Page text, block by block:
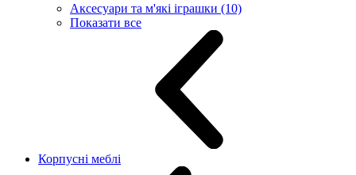
Аксесуари та м'які іграшки (10)
Показати все
Корпусні меблі